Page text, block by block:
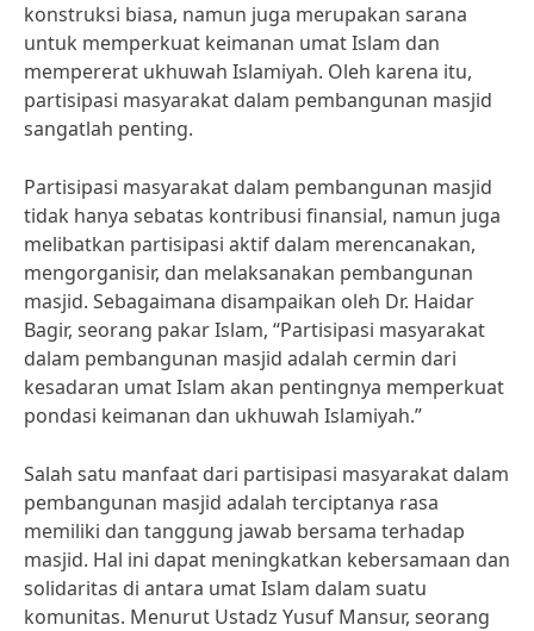
konstruksi biasa, namun juga merupakan sarana
untuk memperkuat keimanan umat Islam dan
mempererat ukhuwah Islamiyah. Oleh karena itu,
partisipasi masyarakat dalam pembangunan masjid
sangatlah penting.
Partisipasi masyarakat dalam pembangunan masjid
tidak hanya sebatas kontribusi finansial, namun juga
melibatkan partisipasi aktif dalam merencanakan,
mengorganisir, dan melaksanakan pembangunan
masjid. Sebagaimana disampaikan oleh Dr. Haidar
Bagir, seorang pakar Islam, “Partisipasi masyarakat
dalam pembangunan masjid adalah cermin dari
kesadaran umat Islam akan pentingnya memperkuat
pondasi keimanan dan ukhuwah Islamiyah.”
Salah satu manfaat dari partisipasi masyarakat dalam
pembangunan masjid adalah terciptanya rasa
memiliki dan tanggung jawab bersama terhadap
masjid. Hal ini dapat meningkatkan kebersamaan dan
solidaritas di antara umat Islam dalam suatu
komunitas. Menurut Ustadz Yusuf Mansur, seorang